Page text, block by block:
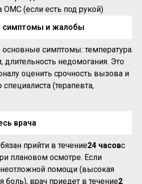
ОМС (если есть под рукой)
симптомы и жалобы
основные симптомы: температура
длительность недомогания. Это
оценить срочность вызова и
(терапевта,
врача
прийти в течение24 часовс
плановом осмотре. Если
неотложной помощи (высокая
боль), врач приедет в течение2